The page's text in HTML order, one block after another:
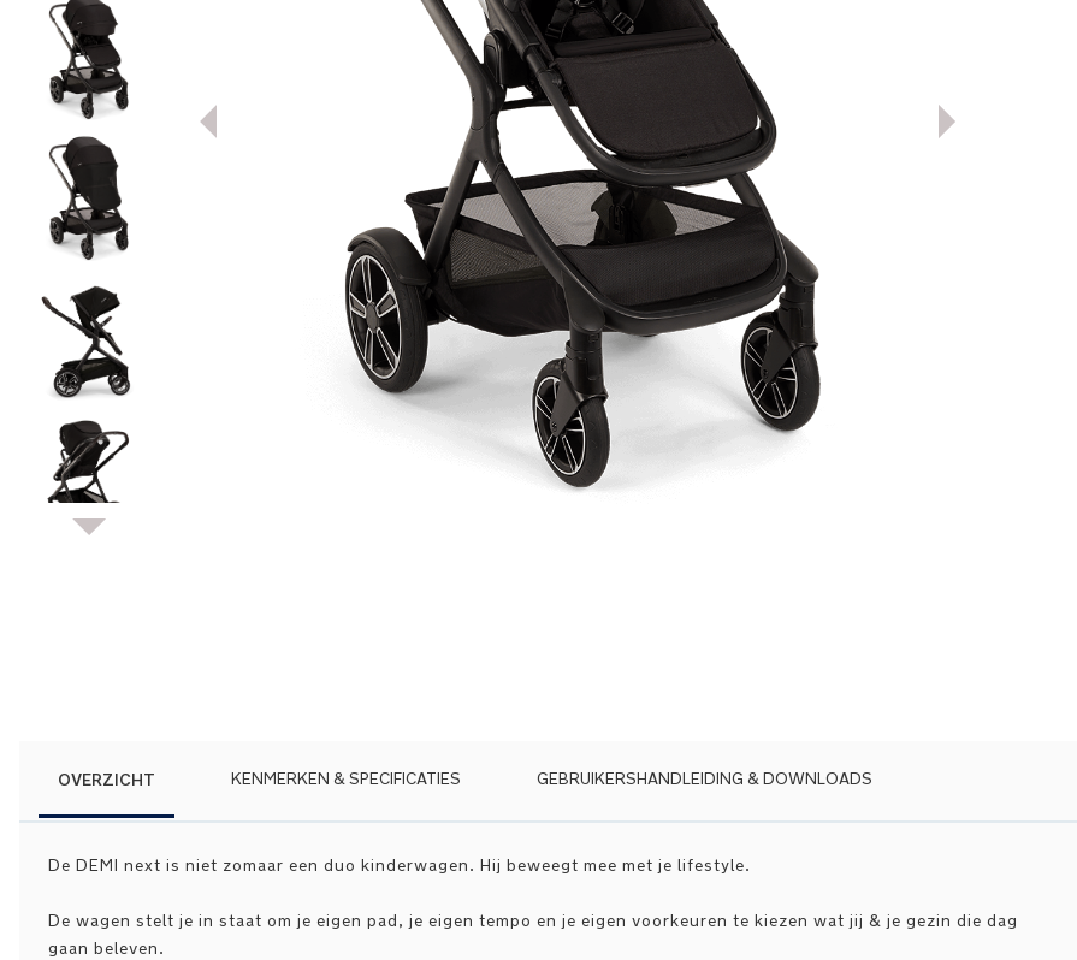
OVERZICHT
De DEMI next is niet zomaar een duo kinderwagen. Hij beweegt mee met je lifestyle.
De wagen stelt je in staat om je eigen pad, je eigen tempo en je eigen voorkeuren te kiezen wat jij & je gezin die dag
gaan beleven.
KENMERKEN & SPECIFICATIES GEBRUIKERSHANDLEIDING & DOWNLOADS